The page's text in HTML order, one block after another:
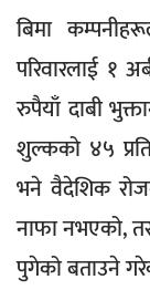
बिमा
परिवारलाई १
रुपैयाँ दाबी
शुल्कको ४५
भने वैदेशिक
नाफा नभएको,
पुगेको बताउने